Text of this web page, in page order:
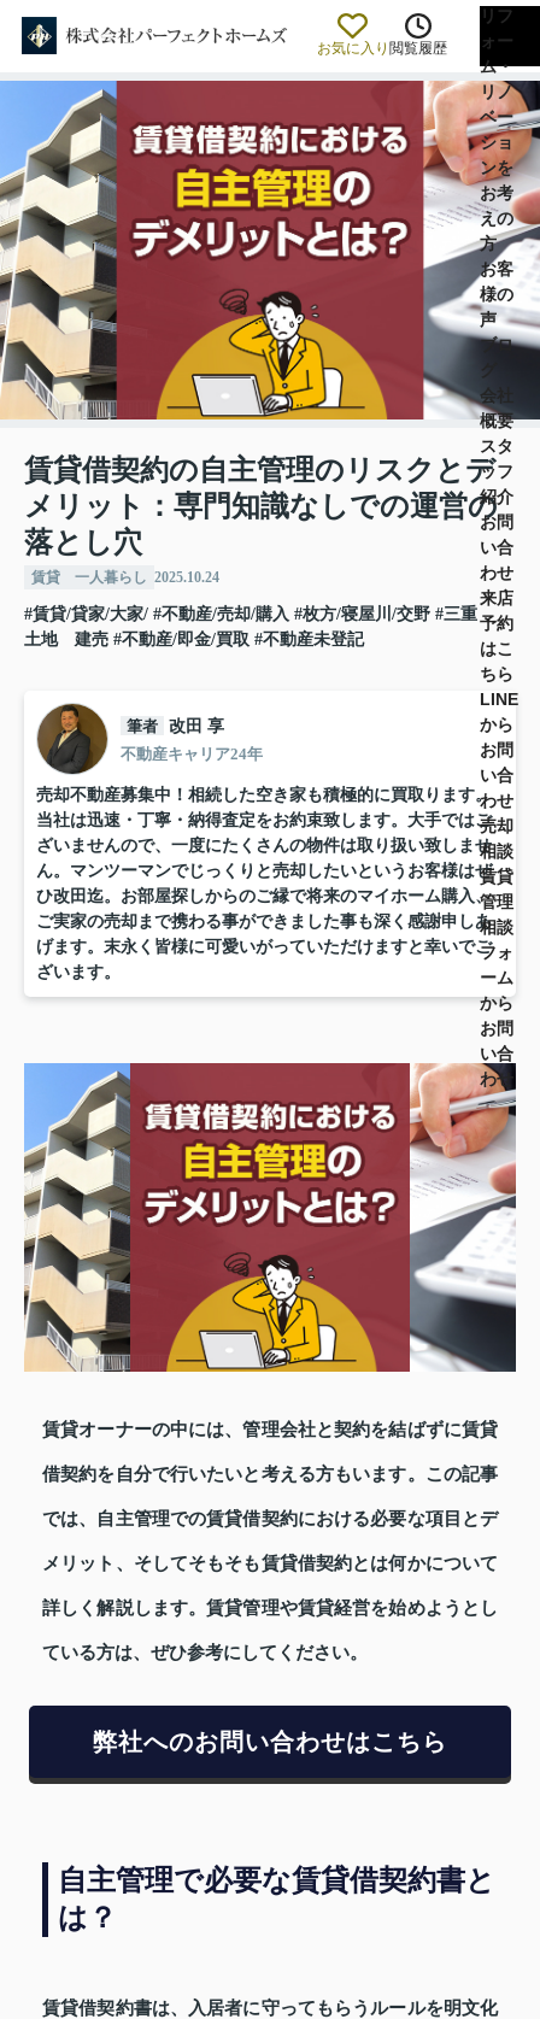
お気に入り 閲覧履歴
リフ
ォー
ム・
リノ
ベー
ショ
ンを
お考
えの
方
お客
様の
声
ブロ
グ
会社
概要
スタ
ッフ
紹介
お問
い合
わせ
来店
予約
はこ
ちら
LINE
から
お問
い合
わせ
売却
相談
賃貸
管理
相談
フォ
ーム
から
お問
い合
わせ
賃貸借契約の自主管理のリスクとデ
メリット：専門知識なしでの運営の
落とし穴
賃貸 一人暮らし 2025.10.24
#賃貸/貸家/大家/ #不動産/売却/購入 #枚方/寝屋川/交野 #三重
土地 建売 #不動産/即金/買取 #不動産未登記
筆者 改田 享
不動産キャリア24年
売却不動産募集中！相続した空き家も積極的に買取ります。
当社は迅速・丁寧・納得査定をお約束致します。大手ではご
ざいませんので、一度にたくさんの物件は取り扱い致しませ
ん。マンツーマンでじっくりと売却したいというお客様はぜ
ひ改田迄。お部屋探しからのご縁で将来のマイホーム購入、
ご実家の売却まで携わる事ができました事も深く感謝申しあ
げます。末永く皆様に可愛いがっていただけますと幸いでご
ざいます。
賃貸オーナーの中には、管理会社と契約を結ばずに賃貸
借契約を自分で行いたいと考える方もいます。この記事
では、自主管理での賃貸借契約における必要な項目とデ
メリット、そしてそもそも賃貸借契約とは何かについて
詳しく解説します。賃貸管理や賃貸経営を始めようとし
ている方は、ぜひ参考にしてください。
弊社へのお問い合わせはこちら
自主管理で必要な賃貸借契約書と
は？
賃貸借契約書は、入居者に守ってもらうルールを明文化